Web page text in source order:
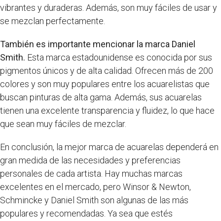
vibrantes y duraderas. Además, son muy fáciles de usar y
se mezclan perfectamente.
También es importante mencionar la marca Daniel
Smith. Esta marca estadounidense es conocida por sus
pigmentos únicos y de alta calidad. Ofrecen más de 200
colores y son muy populares entre los acuarelistas que
buscan pinturas de alta gama. Además, sus acuarelas
tienen una excelente transparencia y fluidez, lo que hace
que sean muy fáciles de mezclar.
En conclusión, la mejor marca de acuarelas dependerá en
gran medida de las necesidades y preferencias
personales de cada artista. Hay muchas marcas
excelentes en el mercado, pero Winsor & Newton,
Schmincke y Daniel Smith son algunas de las más
populares y recomendadas. Ya sea que estés